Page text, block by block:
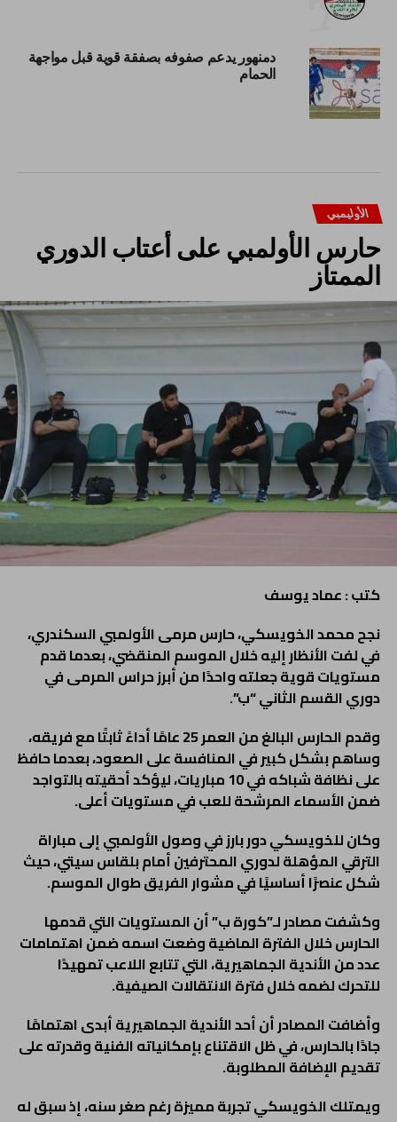
دمنهور يدعم صفوفه بصفقة قوية قبل مواجهة
الحمام
الأوليمبي
حارس الأولمبي على أعتاب الدوري
الممتاز
كتب : عماد يوسف
نجح محمد الخويسكي، حارس مرمى الأولمبي السكندري،
في لفت الأنظار إليه خلال الموسم المنقضي، بعدما قدم
مستويات قوية جعلته واحدًا من أبرز حراس المرمى في
دوري القسم الثاني “ب”.
وقدم الحارس البالغ من العمر 25 عامًا أداءً ثابتًا مع فريقه،
وساهم بشكل كبير في المنافسة على الصعود، بعدما حافظ
على نظافة شباكه في 10 مباريات، ليؤكد أحقيته بالتواجد
ضمن الأسماء المرشحة للعب في مستويات أعلى.
وكان للخويسكي دور بارز في وصول الأولمبي إلى مباراة
الترقي المؤهلة لدوري المحترفين أمام بلقاس سيتي، حيث
شكل عنصرًا أساسيًا في مشوار الفريق طوال الموسم.
وكشفت مصادر لـ”كورة ب” أن المستويات التي قدمها
الحارس خلال الفترة الماضية وضعت اسمه ضمن اهتمامات
عدد من الأندية الجماهيرية، التي تتابع اللاعب تمهيدًا
للتحرك لضمه خلال فترة الانتقالات الصيفية.
وأضافت المصادر أن أحد الأندية الجماهيرية أبدى اهتمامًا
جادًا بالحارس، في ظل الاقتناع بإمكانياته الفنية وقدرته على
تقديم الإضافة المطلوبة.
ويمتلك الخويسكي تجربة مميزة رغم صغر سنه، إذ سبق له